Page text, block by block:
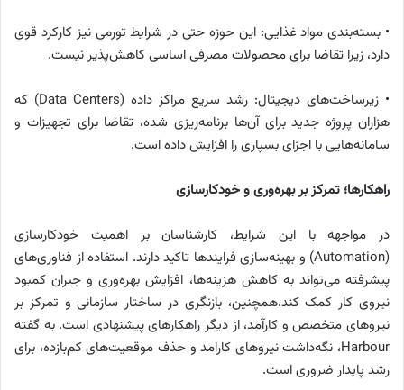
• بسته‌بندی مواد غذایی: این حوزه حتی در شرایط تورمی نیز کارکرد قوی
دارد، زیرا تقاضا برای محصولات مصرفی اساسی کاهش‌پذیر نیست.
• زیرساخت‌های دیجیتال: رشد سریع مراکز داده (Data Centers) که
هزاران پروژه جدید برای آن‌ها برنامه‌ریزی شده، تقاضا برای تجهیزات و
سامانه‌هایی با اجزای بسپاری را افزایش داده است.
راهکارها؛ تمرکز بر بهره‌وری و خودکارسازی
در مواجهه با این شرایط، کارشناسان بر اهمیت خودکارسازی
(Automation) و بهینه‌سازی فرایندها تاکید دارند. استفاده از فناوری‌های
پیشرفته می‌تواند به کاهش هزینه‌ها، افزایش بهره‌وری و جبران کمبود
نیروی کار کمک کند.همچنین، بازنگری در ساختار سازمانی و تمرکز بر
نیروهای متخصص و کارآمد، از دیگر راهکارهای پیشنهادی است. به گفته
Harbour، نگه‌داشت نیروهای کارامد و حذف موقعیت‌های کم‌بازده، برای
رشد پایدار ضروری است.